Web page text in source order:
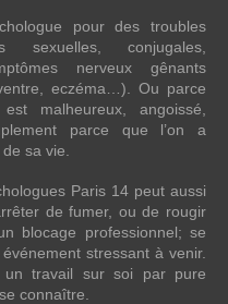
pour des troubles
sexuelles, conjugales,
nerveux gênants
eczéma…). Ou parce
malheureux, angoissé,
parce que l’on a
sa vie.
Paris 14 peut aussi
de fumer, ou de rougir
blocage professionnel; se
stressant à venir.
un travail sur soi par pure
connaître.